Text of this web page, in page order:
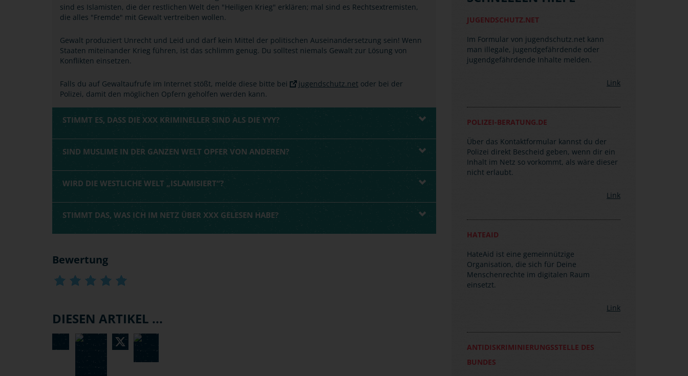
sind es Islamisten, die der restlichen Welt den "Heiligen Krieg" erklären; mal sind es Rechtsextremisten,
die alles "Fremde" mit Gewalt vertreiben wollen.
Gewalt produziert Unrecht und Leid und darf kein Mittel der politischen Auseinandersetzung sein! Wenn
Staaten miteinander Krieg führen, ist das schlimm genug. Du solltest niemals Gewalt zur Lösung von
Konflikten einsetzen.
Falls du auf Gewaltaufrufe im Internet stößt, melde diese bitte bei jugendschutz.net oder bei der
Polizei, damit den möglichen Opfern geholfen werden kann.
STIMMT ES, DASS DIE XXX KRIMINELLER SIND ALS DIE YYY?
SIND MUSLIME IN DER GANZEN WELT OPFER VON ANDEREN?
WIRD DIE WESTLICHE WELT „ISLAMISIERT“?
STIMMT DAS, WAS ICH IM NETZ ÜBER XXX GELESEN HABE?
Bewertung
DIESEN ARTIKEL ...
JUGENDSCHUTZ.NET
Im Formular von jugendschutz.net kann
man illegale, jugendgefährdende oder
jugendgefährdende Inhalte melden.
Link
POLIZEI-BERATUNG.DE
Über das Kontaktformular kannst du der
Polizei direkt Bescheid geben, wenn dir ein
Inhalt im Netz so vorkommt, als wäre dieser
nicht erlaubt.
Link
HATEAID
HateAid ist eine gemeinnützige
Organisation, die sich für Deine
Menschenrechte im digitalen Raum
einsetzt.
Link
ANTIDISKRIMINIERUNGSSTELLE DES
BUNDES